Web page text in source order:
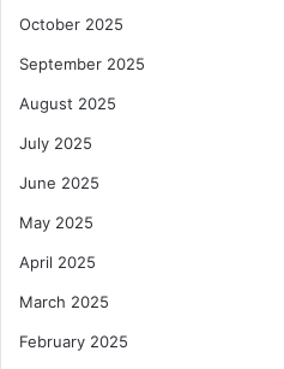
October 2025
September 2025
August 2025
July 2025
June 2025
May 2025
April 2025
March 2025
February 2025